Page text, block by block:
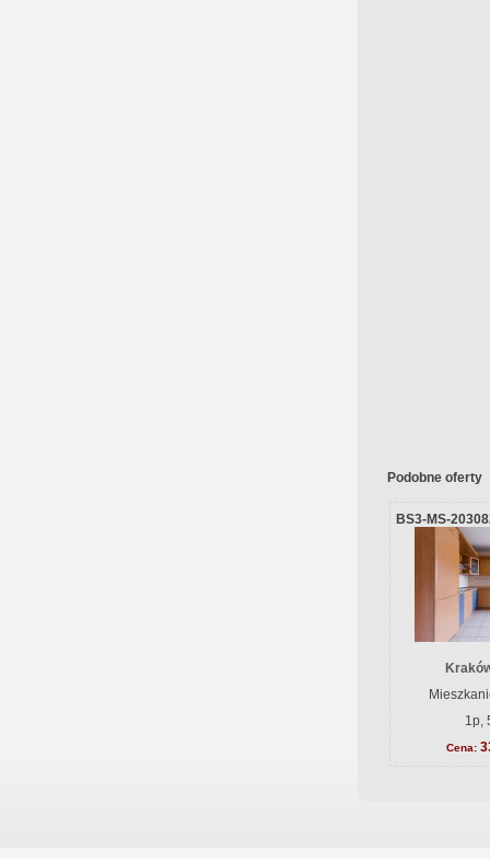
Podobne oferty
BS3-MS-
1p,
Cena: